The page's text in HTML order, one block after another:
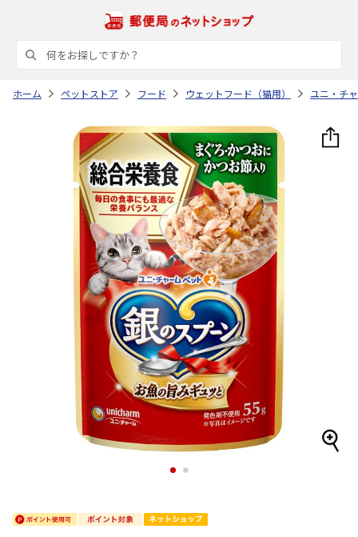
ホーム ペットストア フード ウェットフード（猫用） ユニ・チ
1 2